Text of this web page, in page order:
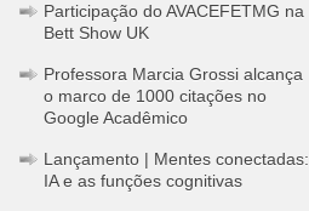
Participação do AVACEFETMG na
Bett Show UK
Professora Marcia Grossi alcança
o marco de 1000 citações no
Google Acadêmico
Lançamento | Mentes conectadas:
IA e as funções cognitivas